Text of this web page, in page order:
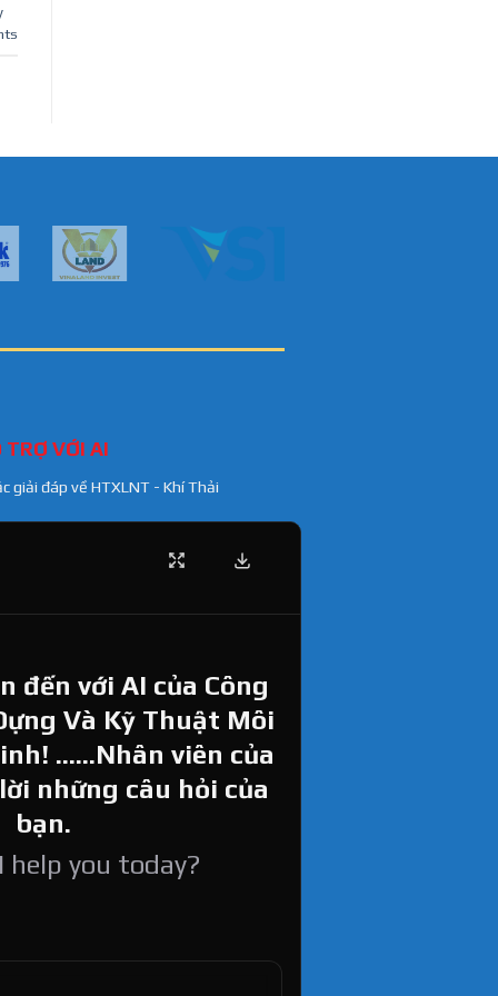
TRỢ VỚI AI
giải đáp về HTXLNT - Khí Thải
đến với AI của Công
Và Kỹ Thuật Môi
......Nhân viên của
những câu hỏi của
bạn.
help you today?